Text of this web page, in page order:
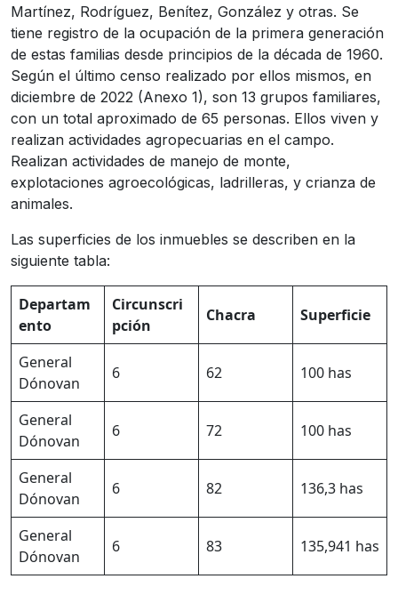
Martínez, Rodríguez, Benítez, González y otras. Se
tiene registro de la ocupación de la primera generación
de estas familias desde principios de la década de 1960.
Según el último censo realizado por ellos mismos, en
diciembre de 2022 (Anexo 1), son 13 grupos familiares,
con un total aproximado de 65 personas. Ellos viven y
realizan actividades agropecuarias en el campo.
Realizan actividades de manejo de monte,
explotaciones agroecológicas, ladrilleras, y crianza de
animales.
Las superficies de los inmuebles se describen en la
siguiente tabla:
Departam
ento
Circunscri
pción
Chacra Superficie
General
Dónovan
6 62 100 has
General
Dónovan
6 72 100 has
General
Dónovan
6 82 136,3 has
General
Dónovan
6 83 135,941 has